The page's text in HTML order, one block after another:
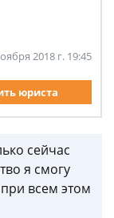
2018 г. 19:45
юриста
сейчас
я смогу
при всем этом